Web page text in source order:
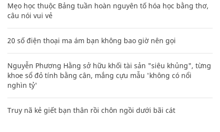
Mẹo học thuộc Bảng tuần hoàn nguyên tố hóa học bằng thơ,
câu nói vui vẻ
20 số điện thoại ma ám bạn không bao giờ nên gọi
Nguyễn Phương Hằng sở hữu khối tài sản "siêu khủng", từng
khoe sổ đỏ tính bằng cân, mắng cựu mẫu 'không có nổi
nghìn tỷ'
Truy nã kẻ giết bạn thân rồi chôn ngồi dưới bãi cát